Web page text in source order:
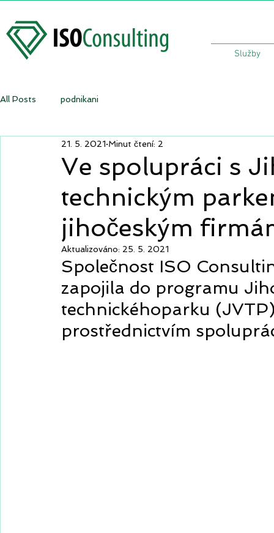
Služby
All Posts podnikani
Ve spolupráci s
technickým
jihočeským
21. 5. 2021 Minut čtení: 2
Aktualizováno: 25. 5. 2021
Společnost ISO
zapojila do programu
technickéhoparku
prostřednictvím